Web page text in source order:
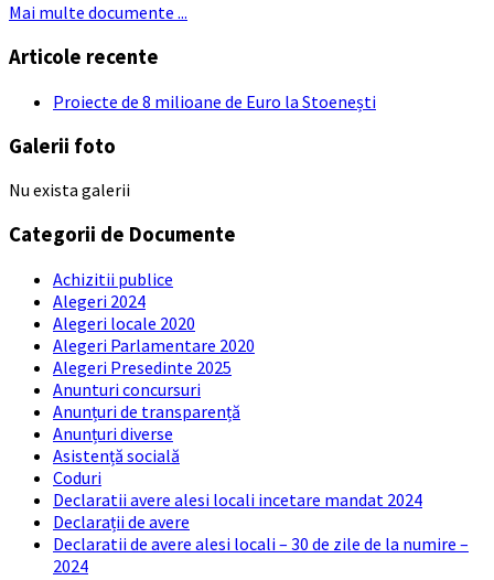
Mai multe documente ...
Articole recente
Proiecte de 8 milioane de Euro la Stoenești
Galerii foto
Nu exista galerii
Categorii de Documente
Achizitii publice
Alegeri 2024
Alegeri locale 2020
Alegeri Parlamentare 2020
Alegeri Presedinte 2025
Anunturi concursuri
Anunțuri de transparență
Anunțuri diverse
Asistență socială
Coduri
Declaratii avere alesi locali incetare mandat 2024
Declarații de avere
Declaratii de avere alesi locali – 30 de zile de la numire –
2024